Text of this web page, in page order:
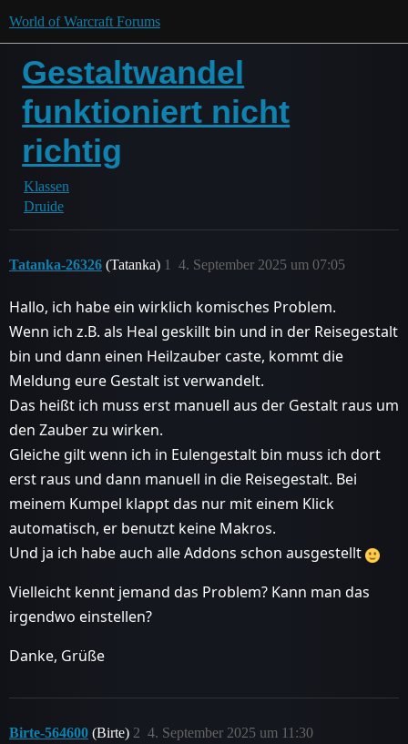
World of Warcraft Forums
Gestaltwandel
funktioniert nicht
richtig
Klassen
Druide
Tatanka-26326 (Tatanka) 4. September 2025 um 07:05
1
Hallo, ich habe ein wirklich komisches Problem.
Wenn ich z.B. als Heal geskillt bin und in der Reisegestalt
bin und dann einen Heilzauber caste, kommt die
Meldung eure Gestalt ist verwandelt.
Das heißt ich muss erst manuell aus der Gestalt raus um
den Zauber zu wirken.
Gleiche gilt wenn ich in Eulengestalt bin muss ich dort
erst raus und dann manuell in die Reisegestalt. Bei
meinem Kumpel klappt das nur mit einem Klick
automatisch, er benutzt keine Makros.
Und ja ich habe auch alle Addons schon ausgestellt
Vielleicht kennt jemand das Problem? Kann man das
irgendwo einstellen?
Danke, Grüße
Birte-564600 (Birte) 4. September 2025 um 11:30
2